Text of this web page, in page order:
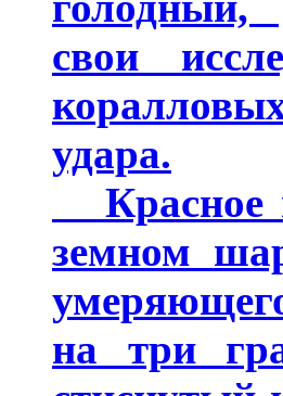
свои
удара.
Красное
земном
на три